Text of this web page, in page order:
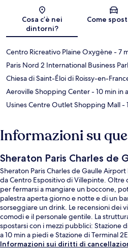
Cosa c’è nei
dintorni?
Come
Centro Ricreativo Plaine Oxygène- 7
Paris Nord 2 International Business
Chiesa di Saint-Éloi di Roissy-en-
Aeroville Shopping Center- 10 min in
Usines Centre Outlet Shopping Mall-
Informazioni su
Sheraton Paris Charles de
Sheraton Paris Charles de Gaulle
da Centro Espositivo di Villepinte.
per fermarsi a mangiare un boccone,
palestra aperta giorno e notte e di un
sorseggiare un drink. Le recensioni dei
comodi e il personale gentile. La
spostarsi con i mezzi pubblici: Stazione
a 10 min a piedi e Stazione di Terminal
Informazioni sui diritti di